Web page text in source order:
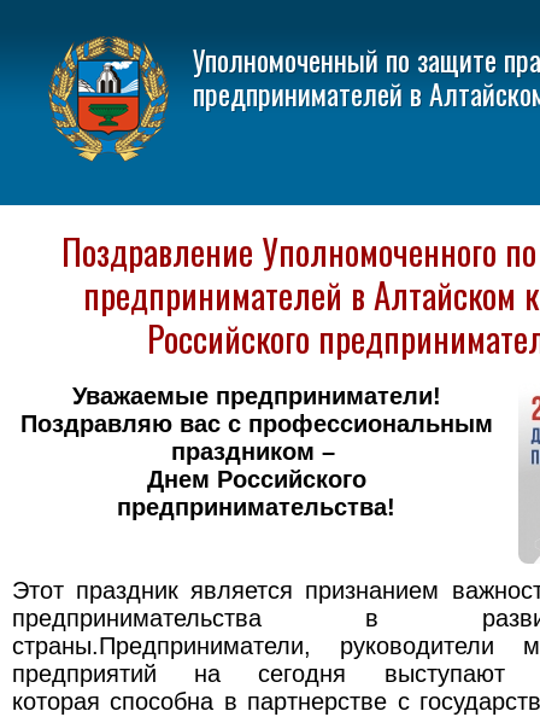
Уполномоченный по защите
предпринимателей в
Поздравление Уполномоченного
предпринимателей в Алтайском
Российского
Уважаемые предприниматели!
Поздравляю вас с профессиональным
праздником –
Днем Российского
предпринимательства!
Этот праздник является признанием
предпринимательства в
страны.Предприниматели,
предприятий на сегодня выступают
которая способна в партнерстве с